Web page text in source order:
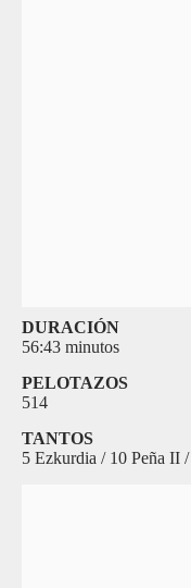
DURACIÓN
56:43 minutos
PELOTAZOS
514
TANTOS
5 Ezkurdia / 10 Peña II